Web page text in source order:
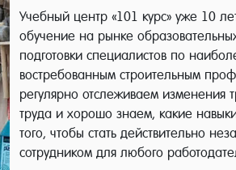
Учебный центр «101 курс» уже 10
обучение на рынке
подготовки специалистов по
востребованным строительным
регулярно отслеживаем изменения
труда и хорошо знаем, какие
того, чтобы стать действительно
сотрудником для любого